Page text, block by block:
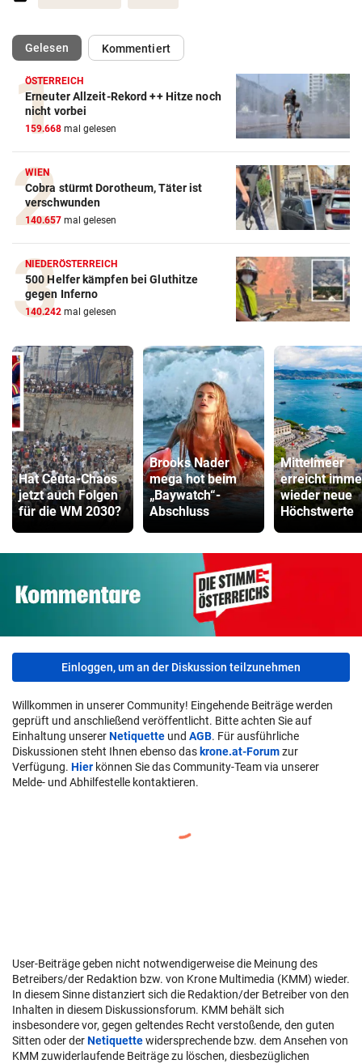
Gelesen(ausgewählt)Kommentiert
ÖSTERREICH
Erneuter Allzeit-Rekord ++ Hitze noch
nicht vorbei
159.668 mal gelesen
WIEN
Cobra stürmt Dorotheum, Täter ist
verschwunden
140.657 mal gelesen
NIEDERÖSTERREICH
500 Helfer kämpfen bei Gluthitze
gegen Inferno
140.242 mal gelesen
Hat Ceuta-Chaos
jetzt auch Folgen
für die WM 2030?
Brooks Nader
mega hot beim
„Baywatch“-
Abschluss
Mittelmeer
erreicht
wieder neue
Höchstwerte
Einloggen, um an der Diskussion teilzunehmen
Willkommen in unserer Community! Eingehende Beiträge werden
geprüft und anschließend veröffentlicht. Bitte achten Sie auf
Einhaltung unsererNetiquette und AGB. Für ausführliche
Diskussionen steht Ihnen ebenso das krone.at-Forumzur
Verfügung. Hier können Sie das Community-Team via unserer
Melde- und Abhilfestelle kontaktieren.
User-Beiträge geben nicht notwendigerweise die Meinung des
Betreibers/der Redaktion bzw. von Krone Multimedia (KMM) wieder.
In diesem Sinne distanziert sich die Redaktion/der Betreiber von den
Inhalten in diesem Diskussionsforum. KMM behält sich
insbesondere vor, gegen geltendes Recht verstoßende, den guten
Sitten oder derNetiquettewidersprechende bzw. dem Ansehen von
KMM zuwiderlaufende Beiträge zu löschen, diesbezüglichen